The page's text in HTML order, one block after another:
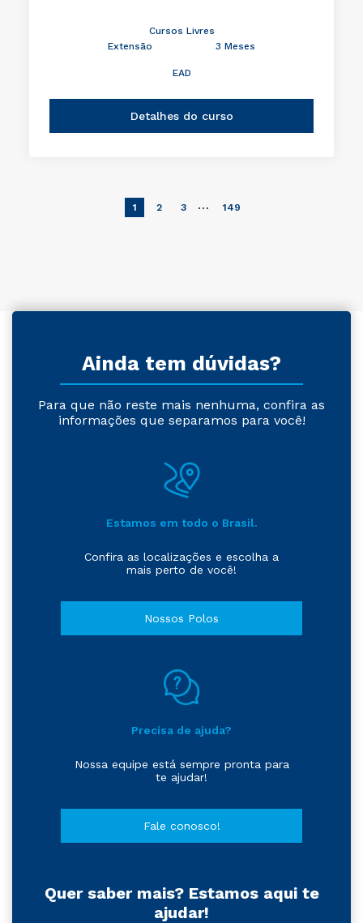
Cursos Livres
Extensão
3 Meses
EAD
Detalhes do curso
1 2 3 … 149
Ainda tem dúvidas?
Para que não reste mais nenhuma, confira as
informações que separamos para você!
Estamos em todo o Brasil.
Confira as localizações e escolha a
mais perto de você!
Nossos Polos
Precisa de ajuda?
Nossa equipe está sempre pronta para
te ajudar!
Fale conosco!
Quer saber mais? Estamos aqui te
ajudar!